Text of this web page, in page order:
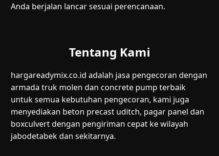
Anda berjalan lancar sesuai perencanaan.
Tentang Kami
hargareadymix.co.id adalah jasa pengecoran dengan
armada truk molen dan concrete pump terbaik
untuk semua kebutuhan pengecoran, kami juga
menyediakan beton precast uditch, pagar panel dan
boxculvert dengan pengiriman cepat ke wilayah
jabodetabek dan sekitarnya.